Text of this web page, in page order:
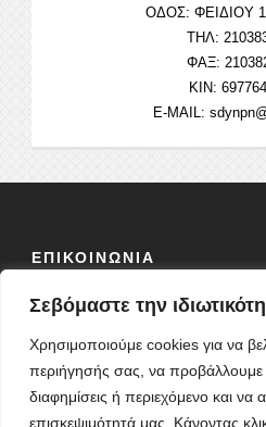
Σεβόμαστε την
Χρησιμοποιούμε cookies για να
περιήγησής σας, να προβάλλουμε
διαφημίσεις ή περιεχόμενο και να
επισκεψιμότητά μας. Κάνοντας
ΟΔΟΣ: ΦΕΙΔΙΟΥ
ΤΗΛ:
ΦΑΞ:
ΚΙΝ:
E-MAIL:
ΕΠΙΚΟΙΝΩΝΙΑ
ΟΔΟΣ:ΦΕΙΔΙΟΥ 10 Τ.Κ 10678
ΤΗΛ: 2103838304
ΦΑΞ: 2103827864
ΚΙΝ: 6977648857